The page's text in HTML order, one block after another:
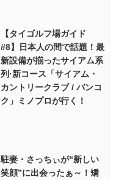
【タイゴルフ場ガイド
#8】日本人の間で話題！最
新設備が揃ったサイアム系
列·新コース「サイアム・
カントリークラブ / バンコ
ク」ミノプロが行く！
駐妻・さっちぃが“新しい
笑顔”に出会ったぁ～！矯